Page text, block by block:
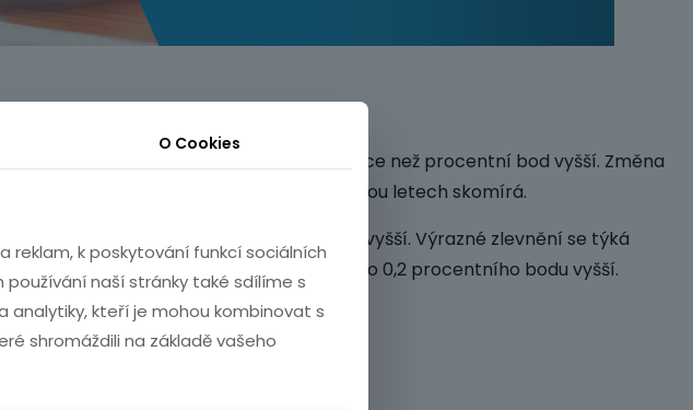
pět procent. Tržní průměr je přitom o více než procentní bod vyšší. Změna
byznys, který v posledních zhruba dvou letech skomírá.
, doteď byly sazby o 0,4 procentního bodu vyšší. Výrazné zlevnění se týká
klienti toto krytí nesjednají, bude sazba o 0,2 procentního bodu vyšší.
O Cookies
reklam, k poskytování funkcí sociálních
naší stránky také sdílíme s
analytiky, kteří je mohou kombinovat s
shromáždili na základě vašeho